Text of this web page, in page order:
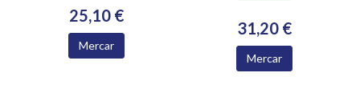
25,10 €
Mercar
31,20 €
Mercar